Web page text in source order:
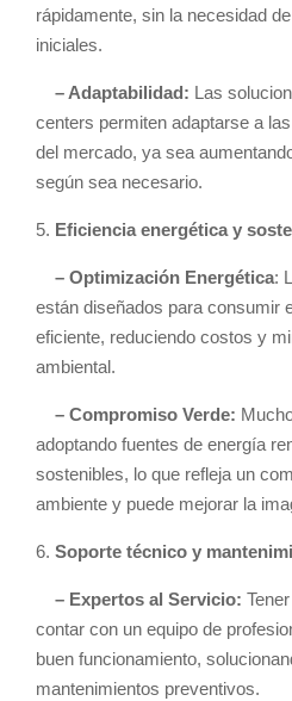
rápidamente, sin la necesidad
iniciales.
– Adaptabilidad: Las
centers permiten adaptarse a
del mercado, ya sea
según sea necesario.
5. Eficiencia energética y
– Optimización Energética:
están diseñados para consumir
eficiente, reduciendo costos y
ambiental.
– Compromiso Verde:
adoptando fuentes de energía
sostenibles, lo que refleja un
ambiente y puede mejorar la
6. Soporte técnico y
– Expertos al Servicio:
contar con un equipo de
buen funcionamiento,
mantenimientos preventivos.